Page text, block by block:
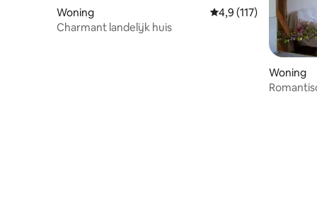
Woning Gemiddelde
4,9 (117)
Charmant landelijk huis
Woning